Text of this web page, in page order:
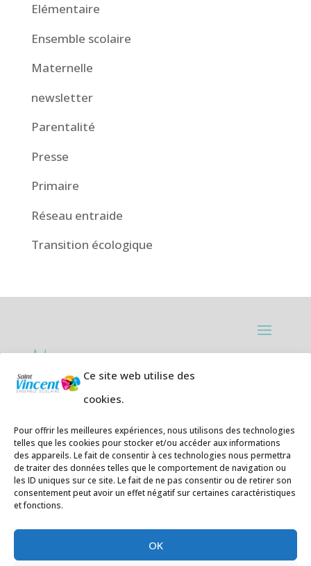
Ce site web utilise des
cookies.
Pour offrir les meilleures expériences, nous utilisons des technologies
telles que les cookies pour stocker et/ou accéder aux informations
des appareils. Le fait de consentir à ces technologies nous permettra
de traiter des données telles que le comportement de navigation ou
les ID uniques sur ce site. Le fait de ne pas consentir ou de retirer son
consentement peut avoir un effet négatif sur certaines caractéristiques
et fonctions.
OK
Elémentaire
Ensemble scolaire
Maternelle
newsletter
Parentalité
Presse
Primaire
Réseau entraide
Transition écologique
Adresses:
Ecole primaire de la Plage,
Téléphone05 59 20 67 28
Collège Hendaye ville,1 rue de la
Libération 64700 Hendaye
Téléphone 05 59 48 89 00
E-mail:secretariat@saintvincent.eus